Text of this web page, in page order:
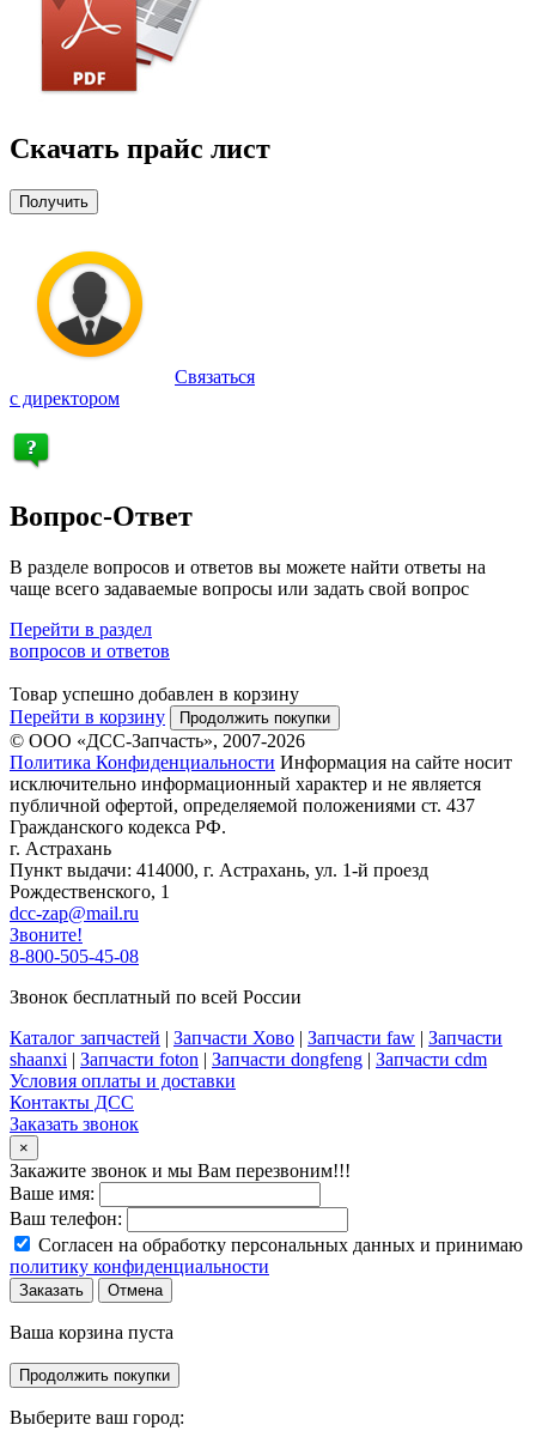
Скачать прайс лист
Получить
Связаться
с директором
Вопрос-Ответ
В разделе вопросов и ответов вы можете найти ответы на
чаще всего задаваемые вопросы или задать свой вопрос
Перейти в раздел
вопросов и ответов
Товар успешно добавлен в корзину
Перейти в корзину
Продолжить покупки
© ООО «ДСС-Запчасть», 2007-2026
Политика Конфиденциальности Информация на сайте носит
исключительно информационный характер и не является
публичной офертой, определяемой положениями ст. 437
Гражданского кодекса РФ.
г. Астрахань
Пункт выдачи: 414000, г. Астрахань, ул. 1-й проезд
Рождественского, 1
dcc-zap@mail.ru
Звоните!
8-800-505-45-08
Звонок бесплатный по всей России
Каталог запчастей | Запчасти Хово | Запчасти faw | Запчасти
shaanxi | Запчасти foton | Запчасти dongfeng | Запчасти cdm
Условия оплаты и доставки
Контакты ДСС
Заказать звонок
×
Закажите звонок и мы Вам перезвоним!!!
Ваше имя:
Ваш телефон:
Согласен на обработку персональных данных и принимаю
политику конфиденциальности
Заказать Отмена
Ваша корзина пуста
Продолжить покупки
Выберите ваш город: